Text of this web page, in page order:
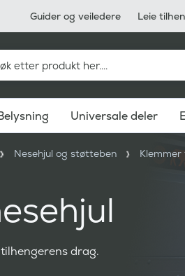
Guider og veiledere Leie
Universale deler
Nesehjul og støtteben Klemmer
drag.